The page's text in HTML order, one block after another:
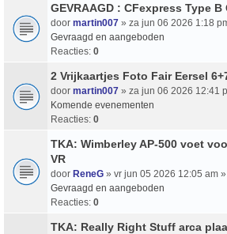
GEVRAAGD : CFexpress Type
door martin007 » za jun 06 2026 1:18
Gevraagd en aangeboden
Reacties: 0
2 Vrijkaartjes Foto Fair Eersel
door martin007 » za jun 06 2026 12:41
Komende evenementen
Reacties: 0
TKA: Wimberley AP-500 voet
VR
door ReneG » vr jun 05 2026 12:05 am
Gevraagd en aangeboden
Reacties: 0
TKA: Really Right Stuff arca